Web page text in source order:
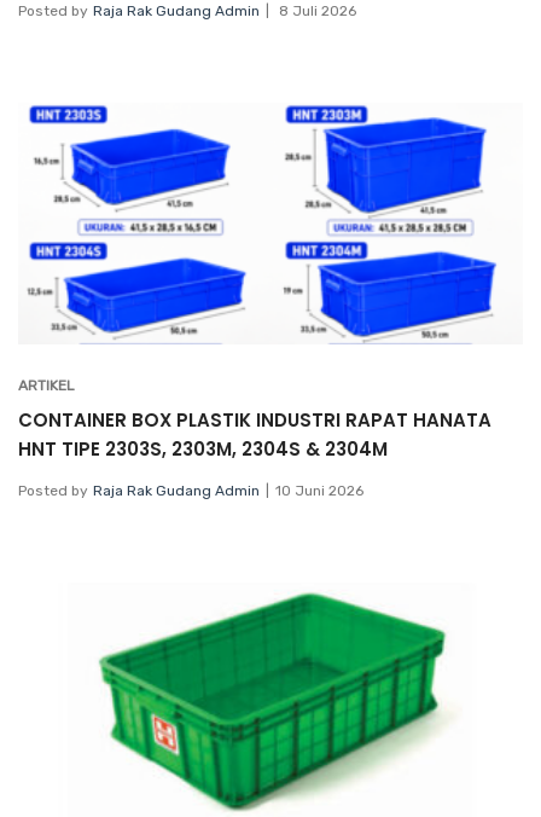
Posted by Raja Rak Gudang Admin 8 Juli 2026
ARTIKEL
CONTAINER BOX PLASTIK INDUSTRI RAPAT HANATA
HNT TIPE 2303S, 2303M, 2304S & 2304M
Posted by Raja Rak Gudang Admin 10 Juni 2026